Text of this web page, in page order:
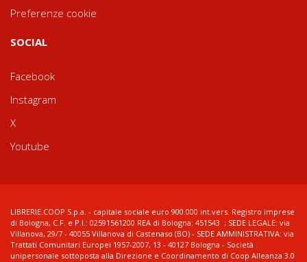
Preferenze cookie
SOCIAL
Facebook
Instagram
X
Youtube
LIBRERIE.COOP S.p.a. - capitale sociale euro 900.000 int.vers. Registro imprese
di Bologna, C.F. e P.I.: 02591561200 REA di Bologna: 451543 ; SEDE LEGALE: via
Villanova, 29/7 - 40055 Villanova di Castenaso (BO) - SEDE AMMINISTRATIVA: via
Trattati Comunitari Europei 1957-2007, 13 - 40127 Bologna - Società
unipersonale sottoposta alla Direzione e Coordinamento di Coop Alleanza 3.0